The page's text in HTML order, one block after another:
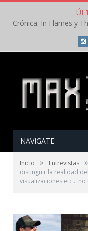
NAVIGATE
Inicio » Entrevistas »
distinguir la realidad
visualizaciones etc… no